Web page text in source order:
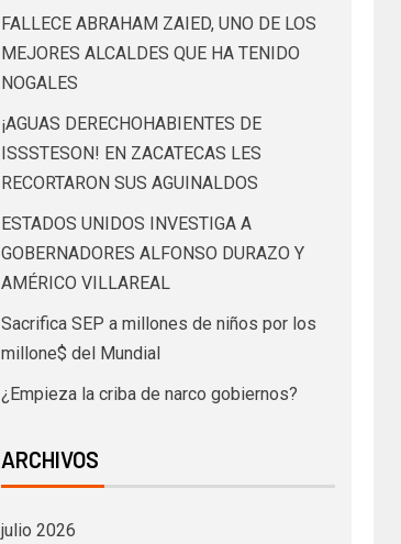
FALLECE ABRAHAM ZAIED, UNO DE LOS
MEJORES ALCALDES QUE HA TENIDO
NOGALES
¡AGUAS DERECHOHABIENTES DE
ISSSTESON! EN ZACATECAS LES
RECORTARON SUS AGUINALDOS
ESTADOS UNIDOS INVESTIGA A
GOBERNADORES ALFONSO DURAZO Y
AMÉRICO VILLAREAL
Sacrifica SEP a millones de niños por los
millone$ del Mundial
¿Empieza la criba de narco gobiernos?
ARCHIVOS
julio 2026